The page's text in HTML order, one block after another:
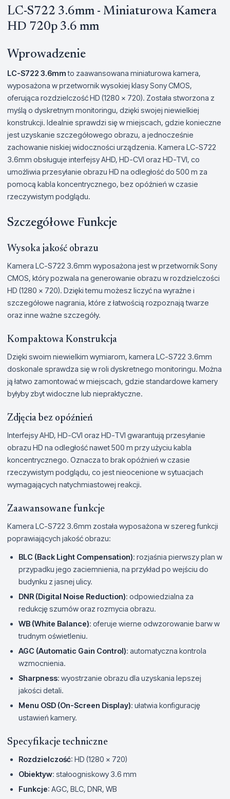
LC-S722 3.6mm - Miniaturowa Kamera
HD 720p 3.6 mm
Wprowadzenie
LC-S722 3.6mmto zaawansowana miniaturowa kamera,
wyposażona w przetwornik wysokiej klasy Sony CMOS,
oferująca rozdzielczość HD (1280 x 720). Została stworzona z
myślą o dyskretnym monitoringu, dzięki swojej niewielkiej
konstrukcji. Idealnie sprawdzi się w miejscach, gdzie konieczne
jest uzyskanie szczegółowego obrazu, a jednocześnie
zachowanie niskiej widoczności urządzenia. Kamera LC-S722
3.6mm obsługuje interfejsy AHD, HD-CVI oraz HD-TVI, co
umożliwia przesyłanie obrazu HD na odległość do 500 m za
pomocą kabla koncentrycznego, bez opóźnień w czasie
rzeczywistym podglądu.
Szczegółowe Funkcje
Wysoka jakość obrazu
Kamera LC-S722 3.6mm wyposażona jest w przetwornik Sony
CMOS, który pozwala na generowanie obrazu w rozdzielczości
HD (1280 x 720). Dzięki temu możesz liczyć na wyraźne i
szczegółowe nagrania, które z łatwością rozpoznają twarze
oraz inne ważne szczegóły.
Kompaktowa Konstrukcja
Dzięki swoim niewielkim wymiarom, kamera LC-S722 3.6mm
doskonale sprawdza się w roli dyskretnego monitoringu. Można
ją łatwo zamontować w miejscach, gdzie standardowe kamery
byłyby zbyt widoczne lub niepraktyczne.
Zdjęcia bez opóźnień
Interfejsy AHD, HD-CVI oraz HD-TVI gwarantują przesyłanie
obrazu HD na odległość nawet 500 m przy użyciu kabla
koncentrycznego. Oznacza to brak opóźnień w czasie
rzeczywistym podglądu, co jest nieocenione w sytuacjach
wymagających natychmiastowej reakcji.
Zaawansowane funkcje
Kamera LC-S722 3.6mm została wyposażona w szereg funkcji
poprawiających jakość obrazu:
BLC (Back Light Compensation): rozjaśnia pierwszy plan w
przypadku jego zaciemnienia, na przykład po wejściu do
budynku z jasnej ulicy.
DNR (Digital Noise Reduction): odpowiedzialna za
redukcję szumów oraz rozmycia obrazu.
WB (White Balance): oferuje wierne odwzorowanie barw w
trudnym oświetleniu.
AGC (Automatic Gain Control): automatyczna kontrola
wzmocnienia.
Sharpness: wyostrzanie obrazu dla uzyskania lepszej
jakości detali.
Menu OSD (On-Screen Display): ułatwia konfigurację
ustawień kamery.
Specyfikacje techniczne
Rozdzielczość: HD (1280 x 720)
Obiektyw: stałoogniskowy 3.6 mm
Funkcje: AGC, BLC, DNR, WB